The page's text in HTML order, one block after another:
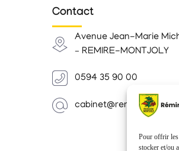
Pour offrir les
stocker et/ou
Contact
Avenue Jean-Marie
– REMIRE-MONTJOLY
0594 35 90 00